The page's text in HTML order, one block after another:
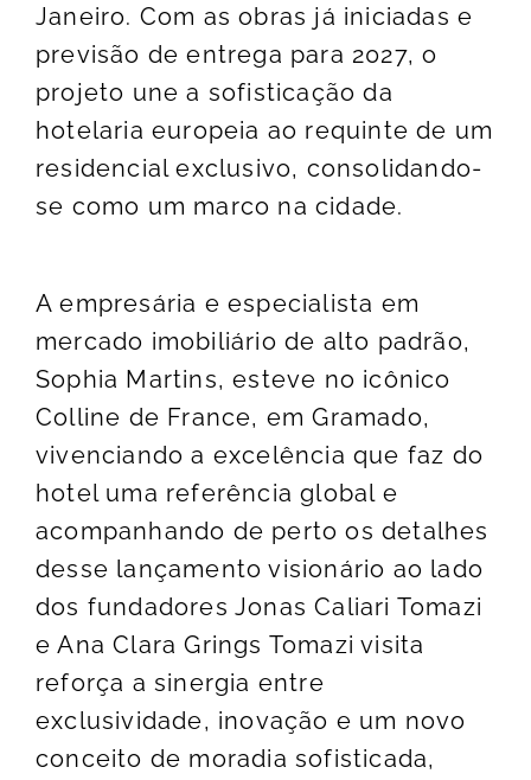
Janeiro. Com as obras já iniciadas e
previsão de entrega para 2027, o
projeto une a sofisticação da
hotelaria europeia ao requinte de um
residencial exclusivo, consolidando-
se como um marco na cidade.
A empresária e especialista em
mercado imobiliário de alto padrão,
Sophia Martins, esteve no icônico
Colline de France, em Gramado,
vivenciando a excelência que faz do
hotel uma referência global e
acompanhando de perto os detalhes
desse lançamento visionário ao lado
dos fundadores Jonas Caliari Tomazi
e Ana Clara Grings Tomazi visita
reforça a sinergia entre
exclusividade, inovação e um novo
conceito de moradia sofisticada,